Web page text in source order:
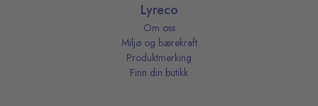
Lyreco
Om oss
Miljø og bærekraft
Produktmerking
Finn din butikk